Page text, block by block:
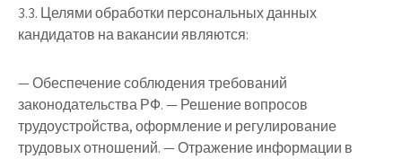
3.3. Целями обработки персональных данных
кандидатов на вакансии являются:
— Обеспечение соблюдения требований
законодательства РФ. — Решение вопросов
трудоустройства, оформление и регулирование
трудовых отношений. — Отражение информации в